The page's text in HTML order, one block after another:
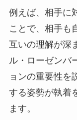
例えば、相手に
ことで、相手も
互いの理解が深
ル・ローゼンバ
ョンの重要性を
する姿勢が執着
ます。